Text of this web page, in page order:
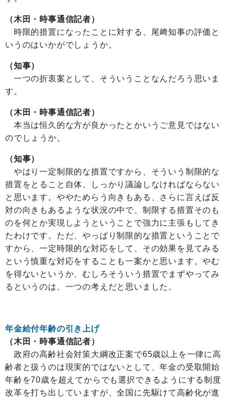
（木田・時事通信記者）
時限的措置になったことに対する、尾﨑知事の評価と
いうのはいかがでしょうか。
（知事）
一つの折衷案として、そういうことなんだろう思いま
す。
（木田・時事通信記者）
本当は恒久的な方が良かったとかいうご意見ではない
のでしょうか。
（知事）
やはり一定制限的な措置ですから、そういう制限的な
措置をとること自体、しっかり議論しなければならない
と思います。ややためらう向きもある、さらに言えば反
対の向きもあるような状況の中で、制限する措置そのも
のを何とか実現しようということで強力に主張もしてき
たわけです。ただ、やっぱり制限的な措置ということで
すから、一定時限的な対応をして、その効果を見てみる
という慎重な対応をすることも一案かと思います。やむ
を得ないというか、むしろそういう措置でまずやってみ
るというのは、一つの考えだと思いました。
年金給付年齢の引き上げ
（木田・時事通信記者）
政府の高齢社会対策大綱改正案で65歳以上を一律に高
齢者と扱うのは現実的ではないとして、年金の受取開始
年齢を70歳を超えてからでも選択できるようにする制度
改革を打ち出していますが、全国に先駆けて高齢化が進